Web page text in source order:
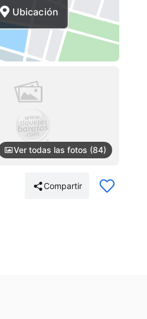
Ver todas las fotos (84)
Ubicación
Compartir